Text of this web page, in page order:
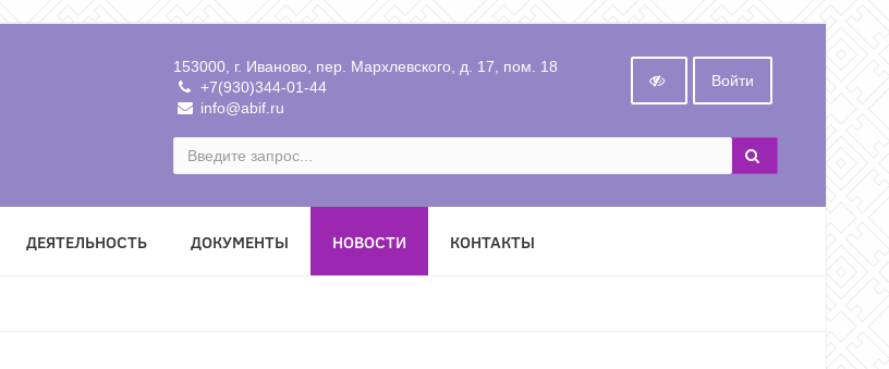
153000, г. Иваново, пер. Мархлевского, д. 17, пом. 18
+7(930)344-01-44
info@abif.ru
Войти
ДЕЯТЕЛЬНОСТЬ ДОКУМЕНТЫ НОВОСТИ КОНТАКТЫ